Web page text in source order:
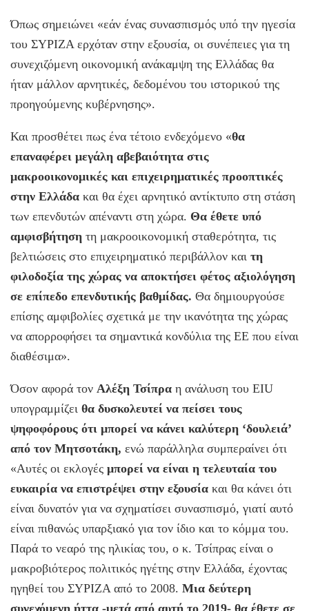
Όπως σημειώνει «εάν ένας συνασπισμός υπό την ηγεσία
του ΣΥΡΙΖΑ ερχόταν στην εξουσία, οι συνέπειες για τη
συνεχιζόμενη οικονομική ανάκαμψη της Ελλάδας θα
ήταν μάλλον αρνητικές, δεδομένου του ιστορικού της
προηγούμενης κυβέρνησης».
Και προσθέτει πως ένα τέτοιο ενδεχόμενο «θα
επαναφέρει μεγάλη αβεβαιότητα στις
μακροοικονομικές και επιχειρηματικές προοπτικές
στην Ελλάδα και θα έχει αρνητικό αντίκτυπο στη στάση
των επενδυτών απέναντι στη χώρα. Θα έθετε υπό
αμφισβήτηση τη μακροοικονομική σταθερότητα, τις
βελτιώσεις στο επιχειρηματικό περιβάλλον και τη
φιλοδοξία της χώρας να αποκτήσει φέτος αξιολόγηση
σε επίπεδο επενδυτικής βαθμίδας. Θα δημιουργούσε
επίσης αμφιβολίες σχετικά με την ικανότητα της χώρας
να απορροφήσει τα σημαντικά κονδύλια της ΕΕ που είναι
διαθέσιμα».
Όσον αφορά τον Αλέξη Τσίπρα η ανάλυση του EIU
υπογραμμίζει θα δυσκολευτεί να πείσει τους
ψηφοφόρους ότι μπορεί να κάνει καλύτερη ‘δουλειά’
από τον Μητσοτάκη, ενώ παράλληλα συμπεραίνει ότι
«Αυτές οι εκλογές μπορεί να είναι η τελευταία του
ευκαιρία να επιστρέψει στην εξουσία και θα κάνει ότι
είναι δυνατόν για να σχηματίσει συνασπισμό, γιατί αυτό
είναι πιθανώς υπαρξιακό για τον ίδιο και το κόμμα του.
Παρά το νεαρό της ηλικίας του, ο κ. Τσίπρας είναι ο
μακροβιότερος πολιτικός ηγέτης στην Ελλάδα, έχοντας
ηγηθεί του ΣΥΡΙΖΑ από το 2008. Μια δεύτερη